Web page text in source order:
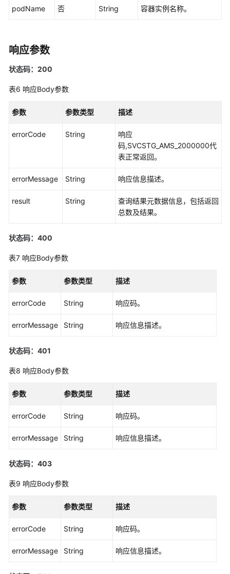
必
如
警
监
志
查
日
实
置
应
podName 否 String 容器实例名称。
响应参数
状态码：200
表6 响应Body参数
参数 参数类型 描述
errorCode String
响应
码,SVCSTG_AMS_2000000代
表正常返回。
errorMessage String 响应信息描述。
result String
查询结果元数据信息，包括返回
总数及结果。
状态码：400
表7 响应Body参数
参数 参数类型 描述
errorCode String 响应码。
errorMessage String 响应信息描述。
状态码：401
表8 响应Body参数
参数 参数类型 描述
errorCode String 响应码。
errorMessage String 响应信息描述。
状态码：403
表9 响应Body参数
参数 参数类型 描述
errorCode String 响应码。
errorMessage String 响应信息描述。